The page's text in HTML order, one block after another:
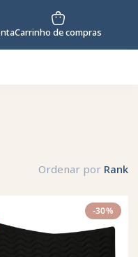
Carrinho de compras
Ordenar por Rank
-30%